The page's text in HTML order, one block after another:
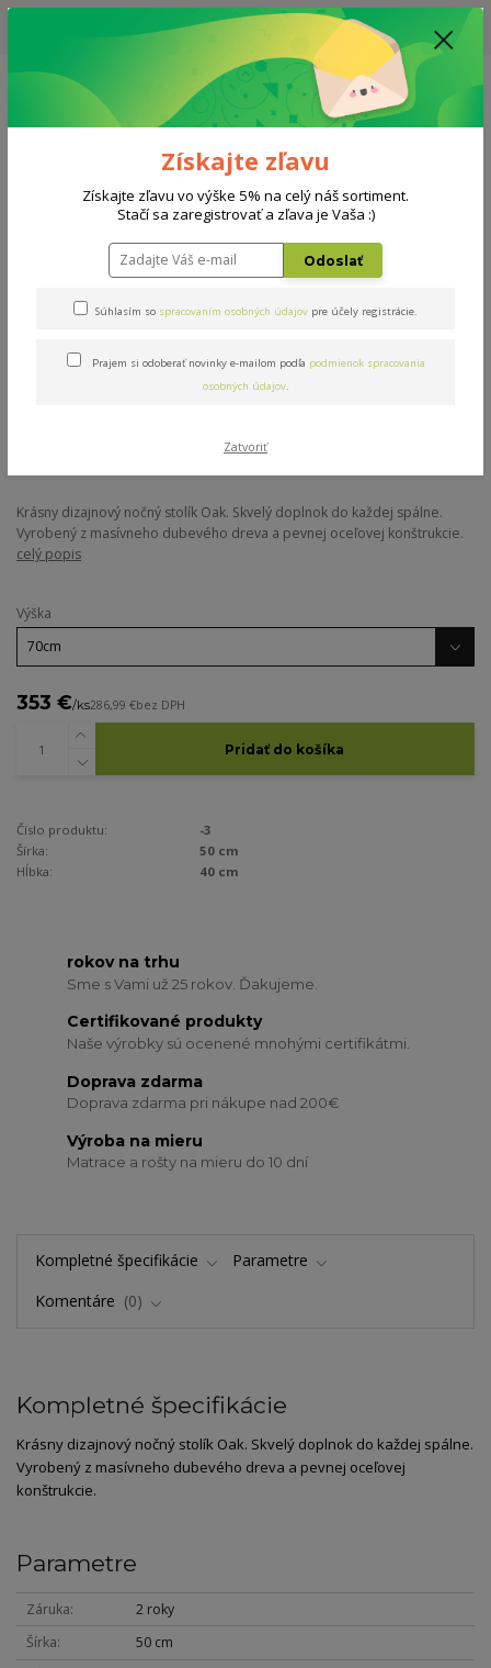
UPOZORNENIE: AKTUÁLNA DODACIA LEHOTA NA MATRACE, ROŠTY A
DOPLNKY - 10-15 PRACOVNÝCH DNÍ
0908 777 700 Po-So: 10-18 hod.
0 €
Interiérové Oak
Oak
Krásny dizajnový nočný stolík Oak. Skvelý doplnok do každej spálne.
Vyrobený z masívneho dubevého dreva a pevnej oceľovej konštrukcie.
celý popis
Výška
353 €/ks286,99 €bez DPH
Pridať do košíka
Číslo produktu:
-3
Šírka:
50 cm
Hĺbka:
40 cm
rokov na trhu
Sme s Vami už 25 rokov. Ďakujeme.
Certifikované produkty
Naše výrobky sú ocenené mnohými certifikátmi.
Doprava zdarma
Doprava zdarma pri nákupe nad 200€
Výroba na mieru
Matrace a rošty na mieru do 10 dní
Kompletné špecifikácie
Parametre
Komentáre
0
Kompletné špecifikácie
Krásny dizajnový nočný stolík Oak. Skvelý doplnok do každej spálne.
Vyrobený z masívneho dubevého dreva a pevnej oceľovej
konštrukcie.
Parametre
Záruka
2 roky
Šírka
50 cm
Získajte zľavu
Získajte zľavu vo výške 5% na celý náš sortiment.
Stačí sa zaregistrovať a zľava je Vaša :)
Odoslať
Súhlasím so spracovaním osobných údajov pre účely registrácie.
Prajem si odoberať novinky e-mailom podľa podmienok spracovania
osobných údajov.
Zatvoriť